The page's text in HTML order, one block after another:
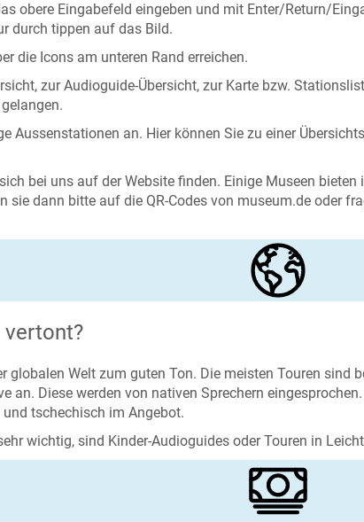
obere Eingabefeld eingeben und mit Enter/Return/
durch tippen auf das Bild.
die Icons am unteren Rand erreichen.
zur Audioguide-Übersicht, zur Karte bzw.
Aussenstationen an. Hier können Sie zu einer
bei uns auf der Website finden. Einige Museen bieten
sie dann bitte auf die QR-Codes von museum.de oder
vertont?
globalen Welt zum guten Ton. Die meisten Touren sind
an. Diese werden von nativen Sprechern
tschechisch im Angebot.
wichtig, sind Kinder-Audioguides oder Touren in